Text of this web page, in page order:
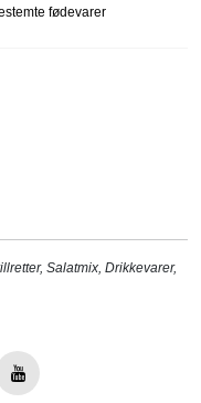
fødevarer
, Salatmix, Drikkevarer,